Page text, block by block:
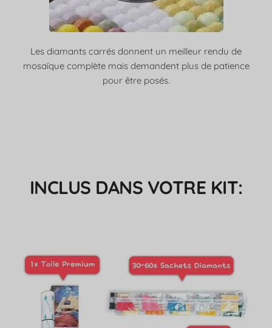
Les diamants carrés donnent un meilleur rendu de
mosaïque complète mais demandent plus de patience
pour être posés.
INCLUS DANS VOTRE KIT: